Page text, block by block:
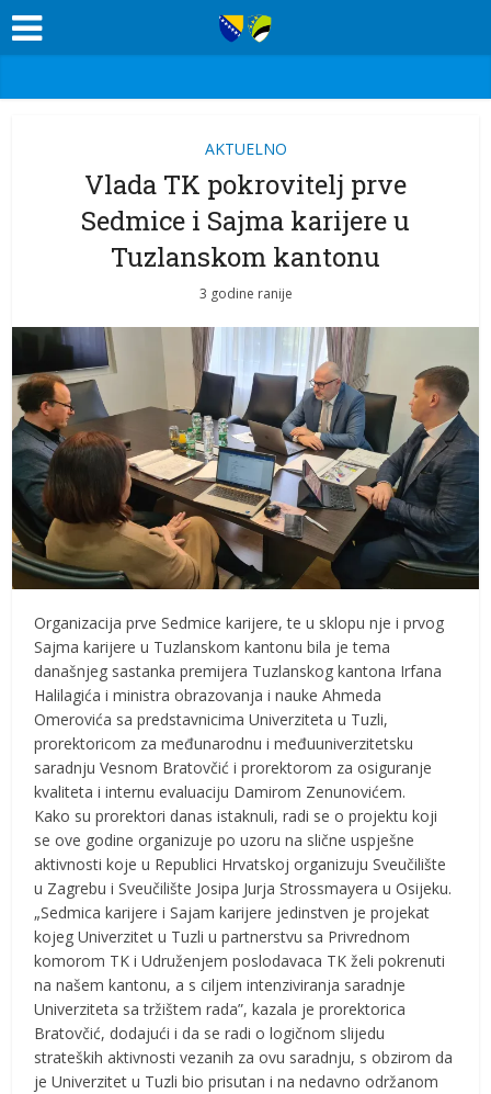
AKTUELNO
Vlada TK pokrovitelj prve
Sedmice i Sajma karijere u
Tuzlanskom kantonu
3 godine ranije
Organizacija prve Sedmice karijere, te u sklopu nje i prvog
Sajma karijere u Tuzlanskom kantonu bila je tema
današnjeg sastanka premijera Tuzlanskog kantona Irfana
Halilagića i ministra obrazovanja i nauke Ahmeda
Omerovića sa predstavnicima Univerziteta u Tuzli,
prorektoricom za međunarodnu i međuuniverzitetsku
saradnju Vesnom Bratovčić i prorektorom za osiguranje
kvaliteta i internu evaluaciju Damirom Zenunovićem.
Kako su prorektori danas istaknuli, radi se o projektu koji
se ove godine organizuje po uzoru na slične uspješne
aktivnosti koje u Republici Hrvatskoj organizuju Sveučilište
u Zagrebu i Sveučilište Josipa Jurja Strossmayera u Osijeku.
„Sedmica karijere i Sajam karijere jedinstven je projekat
kojeg Univerzitet u Tuzli u partnerstvu sa Privrednom
komorom TK i Udruženjem poslodavaca TK želi pokrenuti
na našem kantonu, a s ciljem intenziviranja saradnje
Univerziteta sa tržištem rada”, kazala je prorektorica
Bratovčić, dodajući i da se radi o logičnom slijedu
strateških aktivnosti vezanih za ovu saradnju, s obzirom da
je Univerzitet u Tuzli bio prisutan i na nedavno održanom